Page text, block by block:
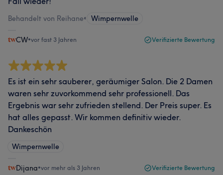
Behandelt von Reihane• Wimpernwelle
CW•vor fast 3 Jahren Verifizierte Bewertung
Es ist ein sehr sauberer, geräumiger Salon. Die 2 Damen
waren sehr zuvorkommend sehr professionell. Das
Ergebnis war sehr zufrieden stellend. Der Preis super. Es
hat alles gepasst. Wir kommen definitiv wieder.
Dankeschön
Wimpernwelle
Dijana•vor mehr als 3 Jahren Verifizierte Bewertung